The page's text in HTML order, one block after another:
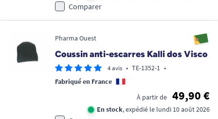
Comparer
Pharma Ouest
Coussin anti-escarres Kalli dos Visco
4 avis • TE-1352-1 •
Fabriqué en France
À partir de
49,90 €
En stock, expédié le lundi 10 août 2026